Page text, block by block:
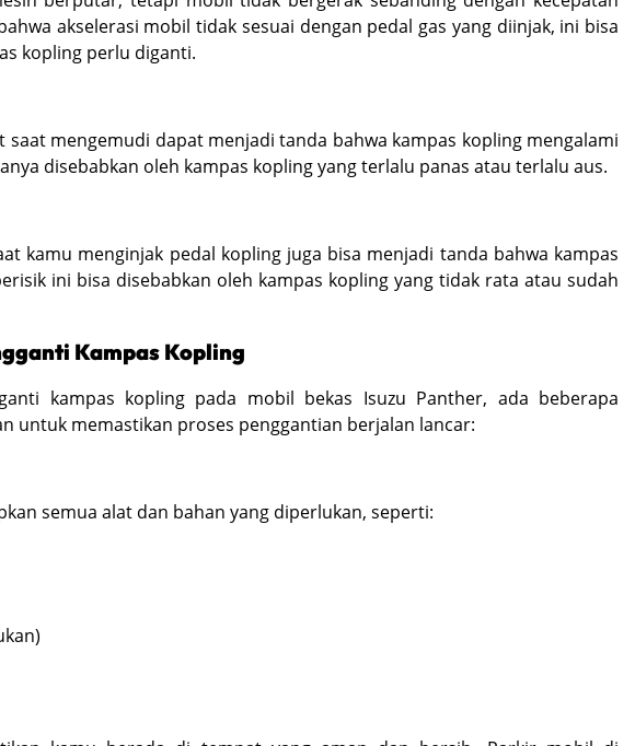
Gunakan browser lain untuk pengalaman
membuka SEVA yang lebih maksimal
Pesan ini akan tertutup otomatis dalam
berputar, tetapi mobil tidak bergerak sebanding dengan kecepatan
akselerasi mobil tidak sesuai dengan pedal gas yang diinjak, ini bisa
kopling perlu diganti.
saat mengemudi dapat menjadi tanda bahwa kampas kopling mengalami
disebabkan oleh kampas kopling yang terlalu panas atau terlalu aus.
kamu menginjak pedal kopling juga bisa menjadi tanda bahwa kampas
ini bisa disebabkan oleh kampas kopling yang tidak rata atau sudah
Kampas Kopling
kampas kopling pada mobil bekas Isuzu Panther, ada beberapa
untuk memastikan proses penggantian berjalan lancar:
semua alat dan bahan yang diperlukan, seperti: